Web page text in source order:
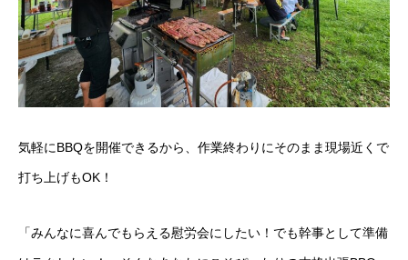
気軽にBBQを開催できるから、作業終わりにそのまま現場近くで
打ち上げもOK！
「みんなに喜んでもらえる慰労会にしたい！でも幹事として準備